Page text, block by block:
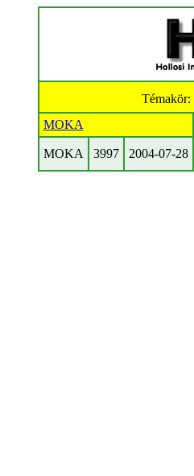
Témakör:
MOKA
MOKA 3997 2004-07-28